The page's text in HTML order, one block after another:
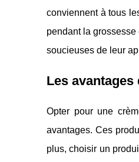
conviennent à tous
pendant la
soucieuses de leur
Les
Opter pour une
avantages. Ces
plus, choisir un